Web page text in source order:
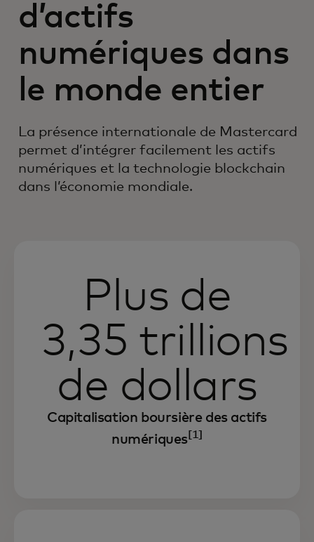
d’actifs
numériques dans
le monde entier
La présence internationale de Mastercard
permet d’intégrer facilement les actifs
numériques et la technologie blockchain
dans l’économie mondiale.
Plus de
3,35 trillions
de dollars
Capitalisation boursière des actifs
numériques[1]